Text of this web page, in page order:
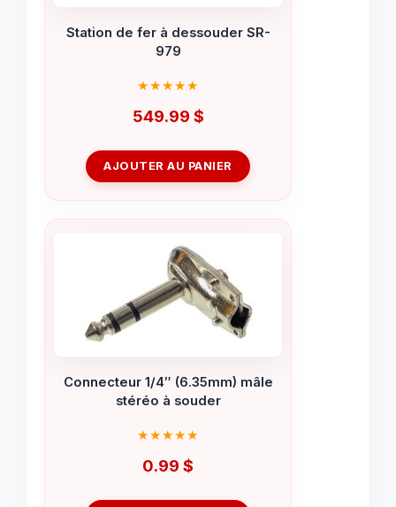
Station de fer à dessouder SR-
979
549.99 $
AJOUTER AU PANIER
Connecteur 1/4″ (6.35mm) mâle
stéréo à souder
0.99 $